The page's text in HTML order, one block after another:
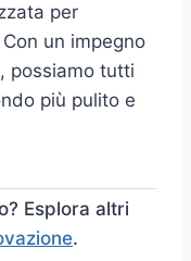
per
un impegno
possiamo tutti
più pulito e
Esplora altri
.